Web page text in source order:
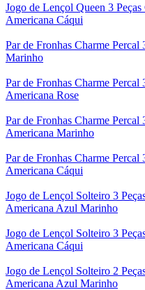
Jogo de Lençol Queen 3
Americana Cáqui
Par de Fronhas Charme
Marinho
Par de Fronhas Charme
Americana Rose
Par de Fronhas Charme
Americana Marinho
Par de Fronhas Charme
Americana Cáqui
Jogo de Lençol Solteiro 3
Americana Azul Marinho
Jogo de Lençol Solteiro 3
Americana Cáqui
Jogo de Lençol Solteiro 2
Americana Azul Marinho